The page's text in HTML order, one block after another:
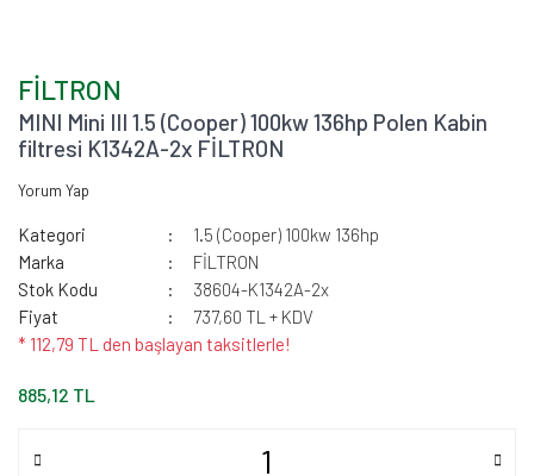
FİLTRON
MINI Mini III 1.5 (Cooper) 100kw 136hp Polen Kabin
filtresi K1342A-2x FİLTRON
Yorum Yap
Kategori
1.5 (Cooper) 100kw 136hp
Marka
FİLTRON
Stok Kodu
38604-K1342A-2x
Fiyat
737,60 TL + KDV
* 112,79 TL den başlayan taksitlerle!
885,12 TL